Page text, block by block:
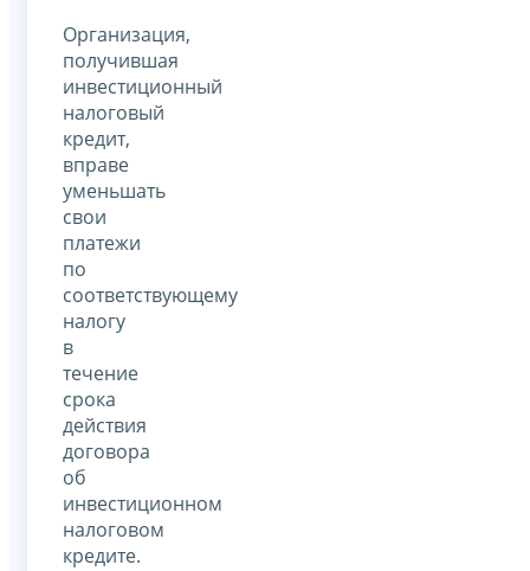
Организация,
получившая
инвестиционный
налоговый
кредит,
вправе
уменьшать
свои
платежи
по
соответствующему
налогу
в
течение
срока
действия
договора
об
инвестиционном
налоговом
кредите.